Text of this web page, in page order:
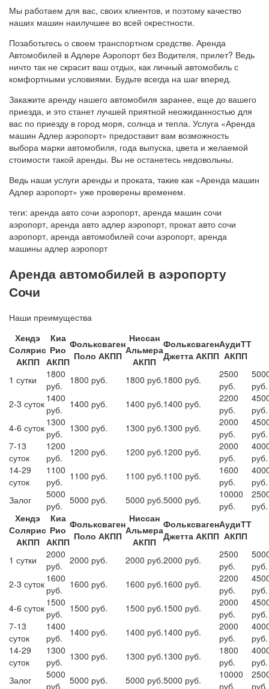
Мы работаем для вас, своих клиентов, и поэтому качество
наших машин наилучшее во всей окрестности.
Позаботьтесь о своем транспортном средстве. Аренда
Автомобилей в Адлере Аэропорт без Водителя, прилет? Ведь
ничто так не скрасит ваш отдых, как личный автомобиль с
комфортными условиями. Будьте всегда на шаг вперед.
Закажите аренду нашего автомобиля заранее, еще до вашего
приезда, и это станет лучшей приятной неожиданностью для
вас по приезду в город моря, солнца и тепла. Услуга «Аренда
машин Адлер аэропорт» предоставит вам возможность
выбора марки автомобиля, года выпуска, цвета и желаемой
стоимости такой аренды. Вы не останетесь недовольны.
Ведь наши услуги аренды и проката, такие как «Аренда машин
Адлер аэропорт» уже проверены временем.
теги: аренда авто сочи аэропорт, аренда машин сочи
аэропорт, аренда авто адлер аэропорт, прокат авто сочи
аэропорт, аренда автомобилей сочи аэропорт, аренда
машины адлер аэропорт
Аренда автомобилей в аэропорту
Сочи
Наши преимущества
Хендэ
Солярис
АКПП
Киа
Рио
АКПП
Фольксваген
Поло АКПП
Ниссан
Альмера
АКПП
Фольксваген
Джетта АКПП
АудиТТ
АКПП
1 сутки
1800
руб.
1800 руб. 1800 руб.1800 руб.
2500
руб.
руб.
2-3 суток 1400
руб.
1400 руб. 1400 руб.1400 руб.
2200
руб.
руб.
4-6 суток 1300
руб.
1300 руб. 1300 руб.1300 руб.
2000
руб.
руб.
7-13
суток
1200
руб.
1200 руб. 1200 руб.1200 руб.
2000
руб.
руб.
14-29
суток
1100
руб.
1100 руб. 1100 руб.1100 руб.
1600
руб.
руб.
Залог
5000
руб.
5000 руб. 5000 руб.5000 руб.
10000
руб.
руб.
Хендэ
Солярис
АКПП
Киа
Рио
АКПП
Фольксваген
Поло АКПП
Ниссан
Альмера
АКПП
Фольксваген
Джетта АКПП
АудиТТ
АКПП
1 сутки
2000
руб.
2000 руб. 2000 руб.2000 руб.
2500
руб.
руб.
2-3 суток 1600
руб.
1600 руб. 1600 руб.1600 руб.
2200
руб.
руб.
4-6 суток 1500
руб.
1500 руб. 1500 руб.1500 руб.
2000
руб.
руб.
7-13
суток
1400
руб.
1400 руб. 1400 руб.1400 руб.
2000
руб.
руб.
14-29
суток
1300
руб.
1300 руб. 1300 руб.1300 руб.
1800
руб.
руб.
Залог
5000
руб.
5000 руб. 5000 руб.5000 руб.
10000
руб.
руб.